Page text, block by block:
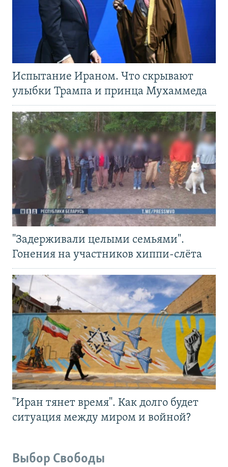
Испытание Ираном. Что скрывают
улыбки Трампа и принца Мухаммеда
"Задерживали целыми семьями".
Гонения на участников хиппи-слёта
"Иран тянет время". Как долго будет
ситуация между миром и войной?
Выбор Свободы